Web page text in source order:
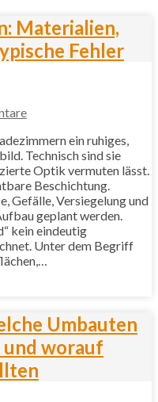
Materialien,
Fehler
ein ruhiges,
Technisch sind sie
Optik vermuten lässt.
Beschichtung.
Gefälle, Versiegelung und
geplant werden.
kein eindeutig
Unter dem Begriff
Umbauten
worauf